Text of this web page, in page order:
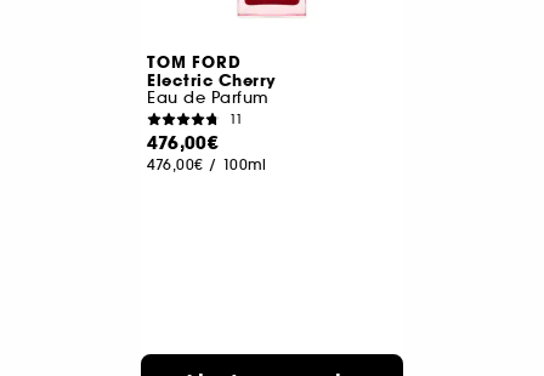
TOM FORD
Electric Cherry
Eau de Parfum
11
476,00€
476,00€ / 100ml